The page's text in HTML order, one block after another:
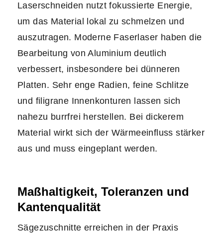
Laserschneiden nutzt fokussierte Energie,
um das Material lokal zu schmelzen und
auszutragen. Moderne Faserlaser haben die
Bearbeitung von Aluminium deutlich
verbessert, insbesondere bei dünneren
Platten. Sehr enge Radien, feine Schlitze
und filigrane Innenkonturen lassen sich
nahezu burrfrei herstellen. Bei dickerem
Material wirkt sich der Wärmeeinfluss stärker
aus und muss eingeplant werden.
Maßhaltigkeit, Toleranzen und
Kantenqualität
Sägezuschnitte erreichen in der Praxis